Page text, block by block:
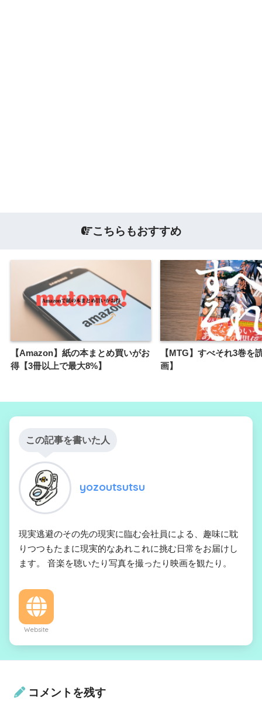
こちらもおすすめ
【Amazon】紙の本まとめ買いがお
得【3冊以上で最大8%】
【MTG】すべそれ3巻を
画】
この記事を書いた人
yozoutsutsu
現実逃避のその先の現実に臨む会社員による、趣味に耽
りつつもたまに現実的なあれこれに挑む日常をお届けし
ます。 音楽を聴いたり写真を撮ったり映画を観たり。
Website
コメントを残す